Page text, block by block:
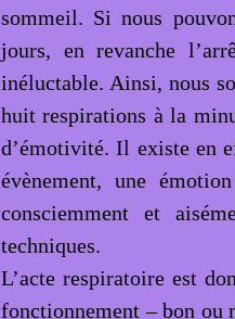
sommeil. Si nous
jours, en revanche
inéluctable. Ainsi, nous
huit respirations à la
d’émotivité. Il existe en
évènement, une
consciemment et
techniques.
L’acte respiratoire est
fonctionnement – bon ou